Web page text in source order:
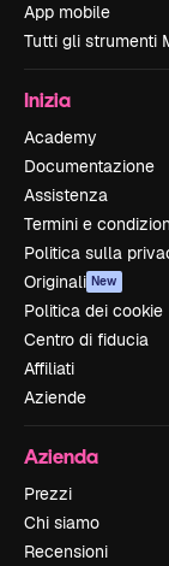
App mobile
Tutti gli strumenti
Inizia
Academy
Documentazione
Assistenza
Termini e
Politica sulla
Originali New
Politica dei cookie
Centro di fiducia
Affiliati
Aziende
Azienda
Prezzi
Chi siamo
Recensioni